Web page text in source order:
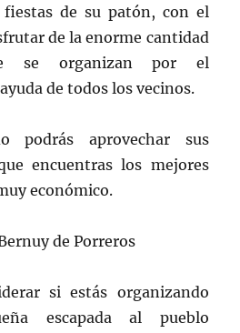
de su patón, con el
de la enorme cantidad
se organizan por el
de todos los vecinos.
podrás aprovechar sus
encuentras los mejores
económico.
de Porreros
si estás organizando
escapada al pueblo